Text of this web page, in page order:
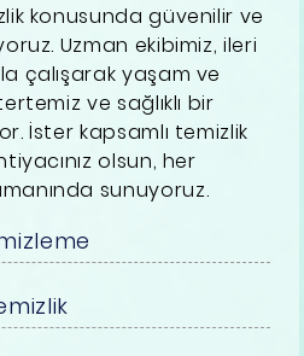
konusunda güvenilir ve
Uzman ekibimiz, ileri
çalışarak yaşam ve
ve sağlıklı bir
İster kapsamlı temizlik
olsun, her
sunuyoruz.